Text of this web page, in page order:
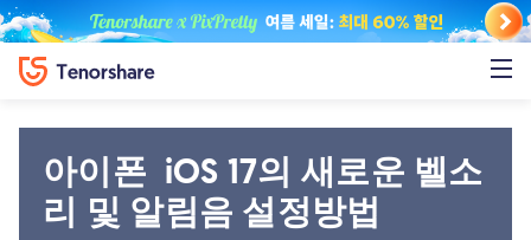
아이폰 iOS 17의 새로운 벨소
리 및 알림음 설정방법